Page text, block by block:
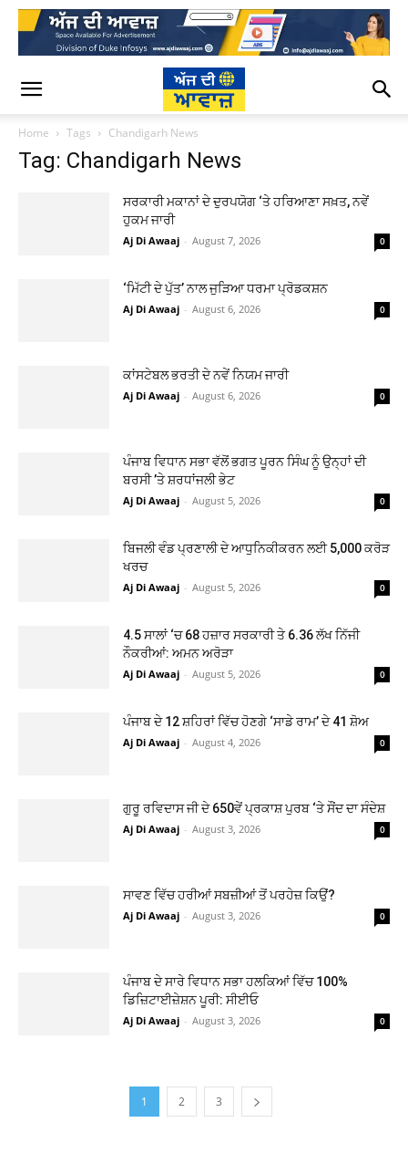
Home Tags Chandigarh News
Tag: Chandigarh News
ਸਰਕਾਰੀ ਮਕਾਨਾਂ ਦੇ ਦੁਰਪਯੋਗ ‘ਤੇ ਹਰਿਆਣਾ ਸਖ਼ਤ, ਨਵੇਂ
ਹੁਕਮ ਜਾਰੀ
Aj Di Awaaj - August 7, 2026 0
‘ਮਿੱਟੀ ਦੇ ਪੁੱਤ’ ਨਾਲ ਜੁੜਿਆ ਧਰਮਾ ਪ੍ਰੋਡਕਸ਼ਨ
Aj Di Awaaj - August 6, 2026 0
ਕਾਂਸਟੇਬਲ ਭਰਤੀ ਦੇ ਨਵੇਂ ਨਿਯਮ ਜਾਰੀ
Aj Di Awaaj - August 6, 2026 0
ਪੰਜਾਬ ਵਿਧਾਨ ਸਭਾ ਵੱਲੋਂ ਭਗਤ ਪੂਰਨ ਸਿੰਘ ਨੂੰ ਉਨ੍ਹਾਂ ਦੀ
ਬਰਸੀ ’ਤੇ ਸ਼ਰਧਾਂਜਲੀ ਭੇਟ
Aj Di Awaaj - August 5, 2026 0
ਬਿਜਲੀ ਵੰਡ ਪ੍ਰਣਾਲੀ ਦੇ ਆਧੁਨਿਕੀਕਰਨ ਲਈ 5,000 ਕਰੋੜ
ਖਰਚ
Aj Di Awaaj - August 5, 2026 0
4.5 ਸਾਲਾਂ ‘ਚ 68 ਹਜ਼ਾਰ ਸਰਕਾਰੀ ਤੇ 6.36 ਲੱਖ ਨਿੱਜੀ
ਨੌਕਰੀਆਂ: ਅਮਨ ਅਰੋੜਾ
Aj Di Awaaj - August 5, 2026 0
ਪੰਜਾਬ ਦੇ 12 ਸ਼ਹਿਰਾਂ ਵਿੱਚ ਹੋਣਗੇ ‘ਸਾਡੇ ਰਾਮ’ ਦੇ 41 ਸ਼ੋਅ
Aj Di Awaaj - August 4, 2026 0
ਗੁਰੂ ਰਵਿਦਾਸ ਜੀ ਦੇ 650ਵੇਂ ਪ੍ਰਕਾਸ਼ ਪੁਰਬ ‘ਤੇ ਸੌਂਦ ਦਾ ਸੰਦੇਸ਼
Aj Di Awaaj - August 3, 2026 0
ਸਾਵਣ ਵਿੱਚ ਹਰੀਆਂ ਸਬਜ਼ੀਆਂ ਤੋਂ ਪਰਹੇਜ਼ ਕਿਉਂ?
Aj Di Awaaj - August 3, 2026 0
ਪੰਜਾਬ ਦੇ ਸਾਰੇ ਵਿਧਾਨ ਸਭਾ ਹਲਕਿਆਂ ਵਿੱਚ 100%
ਡਿਜ਼ਿਟਾਈਜ਼ੇਸ਼ਨ ਪੂਰੀ: ਸੀਈਓ
Aj Di Awaaj - August 3, 2026 0
1 2 3